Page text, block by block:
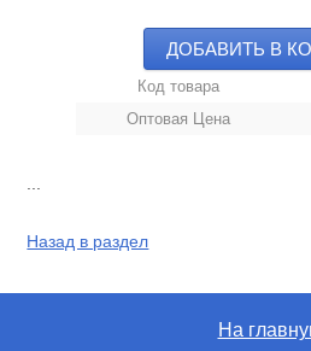
ДОБАВИТЬ В
Код товара
Оптовая Цена
Назад в раздел
На